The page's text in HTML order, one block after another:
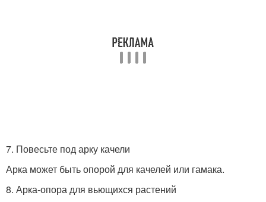
7. Повесьте под арку качели
Арка может быть опорой для качелей или гамака.
8. Арка-опора для вьющихся растений